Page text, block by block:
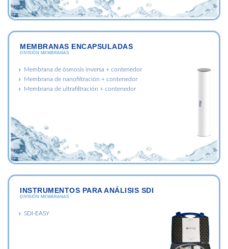
MEMBRANAS ENCAPSULADAS
DIVISIÓN MEMBRANAS
Membrana de ósmosis inversa + contenedor
Membrana de nanofiltración + contenedor
Membrana de ultrafiltración + contenedor
INSTRUMENTOS PARA ANÁLISIS SDI
DIVISIÓN MEMBRANAS
SDI-EASY